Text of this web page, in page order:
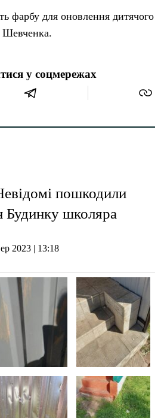
фарбу для оновлення дитячого
Шевченка.
у соцмережах
пошкодили
Будинку школяра
2023 | 13:18